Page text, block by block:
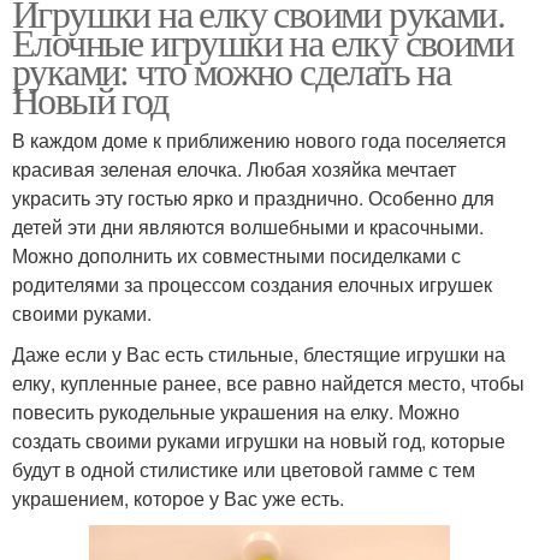
Игрушки на елку своими руками.
Елочные игрушки на елку своими
руками: что можно сделать на
Новый год
В каждом доме к приближению нового года поселяется
красивая зеленая елочка. Любая хозяйка мечтает
украсить эту гостью ярко и празднично. Особенно для
детей эти дни являются волшебными и красочными.
Можно дополнить их совместными посиделками с
родителями за процессом создания елочных игрушек
своими руками.
Даже если у Вас есть стильные, блестящие игрушки на
елку, купленные ранее, все равно найдется место, чтобы
повесить рукодельные украшения на елку. Можно
создать своими руками игрушки на новый год, которые
будут в одной стилистике или цветовой гамме с тем
украшением, которое у Вас уже есть.